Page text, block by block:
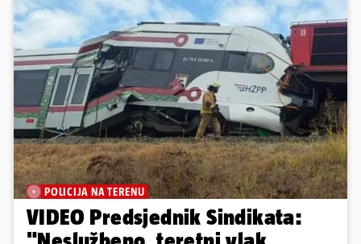
POLICIJA NA TERENU
VIDEO Predsjednik Sindikata: